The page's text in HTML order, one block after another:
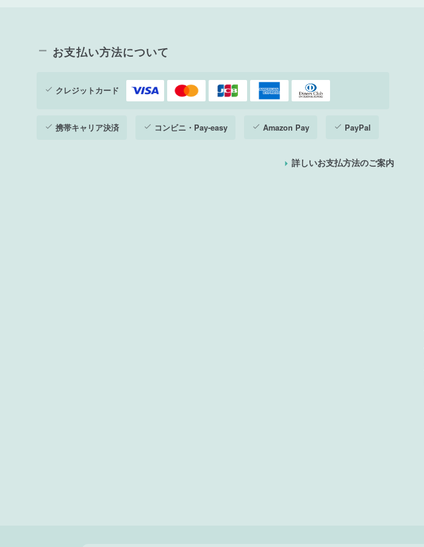
お支払い方法について
クレジットカード
携帯キャリア決済 コンビニ・Pay-easy Amazon Pay PayPal
詳しいお支払方法のご案内